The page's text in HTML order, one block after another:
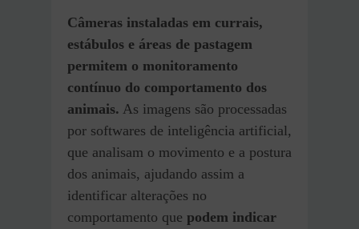
Câmeras instaladas em currais,
estábulos e áreas de pastagem
permitem o monitoramento
contínuo do comportamento dos
animais. As imagens são processadas
por softwares de inteligência artificial,
que analisam o movimento e a postura
dos animais, ajudando assim a
identificar alterações no
comportamento que podem indicar